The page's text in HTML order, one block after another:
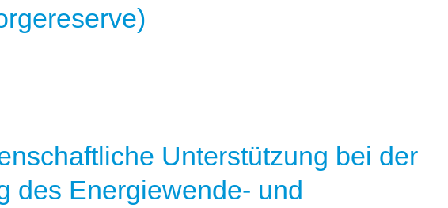
Unterstützung bei der
des Energiewende- und